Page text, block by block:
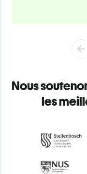
Nous
les